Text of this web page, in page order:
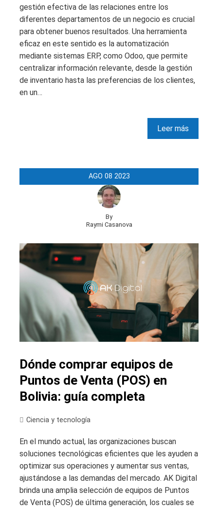
gestión efectiva de las relaciones entre los
diferentes departamentos de un negocio es crucial
para obtener buenos resultados. Una herramienta
eficaz en este sentido es la automatización
mediante sistemas ERP, como Odoo, que permite
centralizar información relevante, desde la gestión
de inventario hasta las preferencias de los clientes,
en un…
Leer más
AGO 08 2023
By
Raymi Casanova
Dónde comprar equipos de
Puntos de Venta (POS) en
Bolivia: guía completa
Ciencia y tecnología
En el mundo actual, las organizaciones buscan
soluciones tecnológicas eficientes que les ayuden a
optimizar sus operaciones y aumentar sus ventas,
ajustándose a las demandas del mercado. AK Digital
brinda una amplia selección de equipos de Puntos
de Venta (POS) de última generación, los cuales se